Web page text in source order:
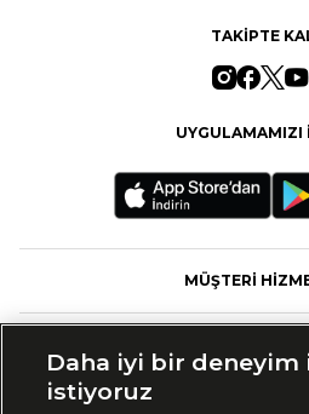
TAKİPTE
UYGULAMAMIZI
MÜŞTERİ
Daha iyi bir
istiyoruz